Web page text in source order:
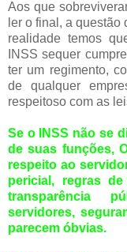
Aos que
ler o final, a
realidade temos
INSS sequer
ter um regimento,
de qualquer
respeitoso com as
Se o INSS não se
de suas funções,
respeito ao
pericial, regras
transparência
servidores,
parecem óbvias.